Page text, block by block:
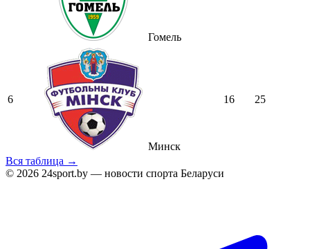
Гомель
6
Минск
16 25
Вся таблица →
© 2026 24sport.by — новости спорта Беларуси